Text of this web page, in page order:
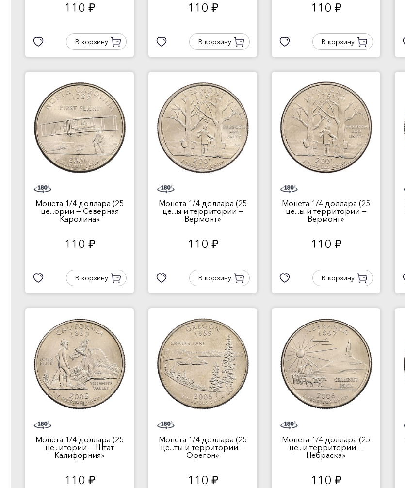
110 руб.
В корзину
110 руб.
В корзину
110 руб.
В корзину
Монета 1/4 доллара (25
це...ории — Северная
Каролина»
110 руб.
В корзину
Монета 1/4 доллара (25
це...ы и территории —
Вермонт»
110 руб.
В корзину
Монета 1/4 доллара (25
це...ы и территории —
Вермонт»
110 руб.
В корзину
Монета 1/4 доллара (25
це...итории — Штат
Калифорния»
110 руб.
Монета 1/4 доллара (25
це...ты и территории —
Орегон»
110 руб.
Монета 1/4 доллара (25
це...и территории —
Небраска»
110 руб.